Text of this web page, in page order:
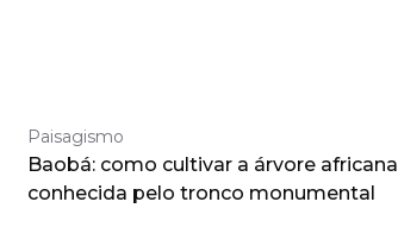
Paisagismo
Baobá: como cultivar a árvore africana
conhecida pelo tronco monumental